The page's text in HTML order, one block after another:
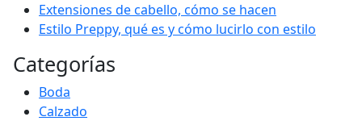
Extensiones de cabello, cómo se hacen
Estilo Preppy, qué es y cómo lucirlo con estilo
Categorías
Boda
Calzado